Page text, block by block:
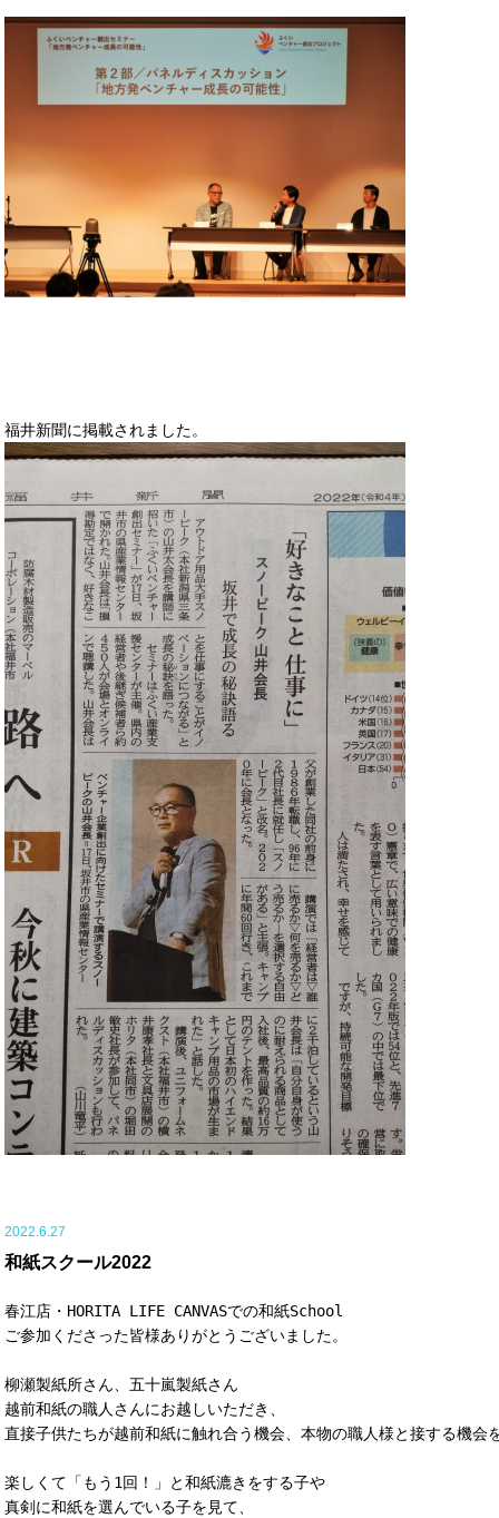
福井新聞に掲載されました。
2022.6.27
和紙スクール2022
春江店・HORITA LIFE CANVASでの和紙School
ご参加くださった皆様ありがとうございました。
柳瀬製紙所さん、五十嵐製紙さん
越前和紙の職人さんにお越しいただき、
直接子供たちが越前和紙に触れ合う機会、本物の職人様と接する機会
楽しくて「もう1回！」と和紙漉きをする子や
真剣に和紙を選んでいる子を見て、